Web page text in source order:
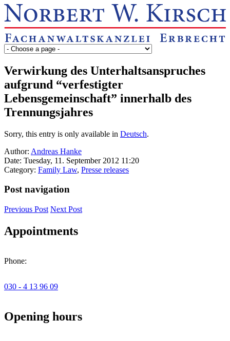
Verwirkung des Unterhaltsanspruches
aufgrund “verfestigter
Lebensgemeinschaft” innerhalb des
Trennungsjahres
Sorry, this entry is only available in Deutsch.
Author: Andreas Hanke
Date: Tuesday, 11. September 2012 11:20
Category: Family Law, Presse releases
Post navigation
Previous Post Next Post
Appointments
Phone:
030 - 4 13 96 09
Opening hours